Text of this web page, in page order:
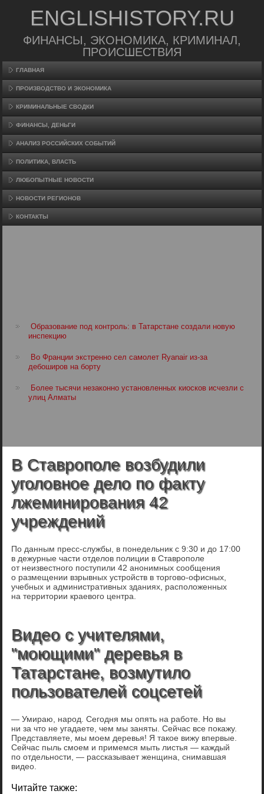
ENGLISHISTORY.RU
ФИНАНСЫ, ЭКОНОМИКА, КРИМИНАЛ,
ПРОИСШЕСТВИЯ
ГЛАВНАЯ
ПРОИЗВΟДСТВО И ЭКОНОМИКА
КРИМИНАЛЬНЫЕ СВОДКИ
ФИНАНСЫ, ДЕНЬГИ
АНАЛИЗ РОССИЙСКИХ СОБЫТИЙ
ПОЛИТИКА, ВЛАСТЬ
ЛЮБОПЫТНЫЕ НОВОСТИ
НОВОСТИ РЕГИОНОВ
КОНТАКТЫ
Образование под контроль: в Татарстане создали новую
инспекцию
Во Франции экстренно сел самолет Ryanair из-за
дебоширов на борту
Более тысячи незаконно установленных киосков исчезли с
улиц Алматы
В Ставрополе возбудили
уголовное дело по факту
лжеминирования 42
учреждений
По данным пресс-службы, в понедельник с 9:30 и до 17:00
в дежурные части отделов полиции в Ставрополе
от неизвестного поступили 42 анонимных сообщения
о размещении взрывных устройств в торгово-офисных,
учебных и административных зданиях, расположенных
на территории краевого центра.
Видео с учителями,
"моющими" деревья в
Татарстане, возмутило
пользователей соцсетей
— Умираю, народ. Сегодня мы опять на работе. Но вы
ни за что не угадаете, чем мы заняты. Сейчас все покажу.
Представляете, мы моем деревья! Я такое вижу впервые.
Сейчас пыль смоем и примемся мыть листья — каждый
по отдельности, — рассказывает женщина, снимавшая
видео.
Читайте также: